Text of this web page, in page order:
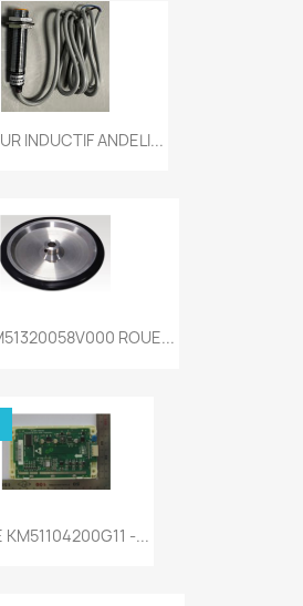
INDUCTIF ANDELI...
ROUE...
KM51104200G11 -...